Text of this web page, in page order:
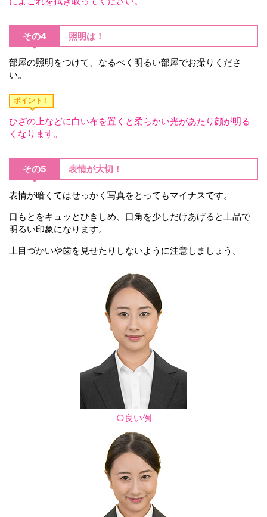
その4 照明は！
部屋の照明をつけて、なるべく明るい部屋でお撮りくださ
い。
ポイント！
ひざの上などに白い布を置くと柔らかい光があたり顔が明る
くなります。
その5 表情が大切！
表情が暗くてはせっかく写真をとってもマイナスです。
口もとをキュッとひきしめ、口角を少しだけあげると上品で
明るい印象になります。
上目づかいや歯を見せたりしないように注意しましょう。
○良い例